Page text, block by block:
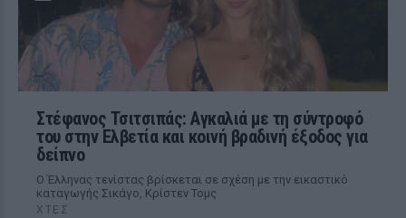
Στέφανος Τσιτσιπάς: Αγκαλιά με τη σύντροφό
του στην Ελβετία και κοινή βραδινή έξοδος για
δείπνο
Ο Έλληνας τενίστας βρίσκεται σε σχέση με την εικαστικό
καταγωγής Σικάγο, Κρίστεν Τομς
ΧΤΕΣ